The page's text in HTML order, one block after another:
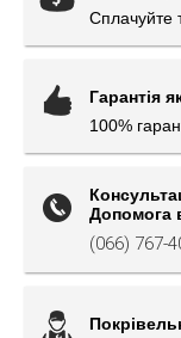
Сплачуйте
Гарантія
100%
Допомога
(066) 767-